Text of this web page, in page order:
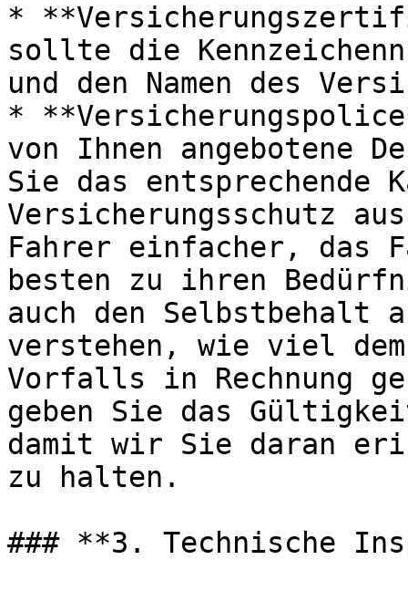
*
sollte die
und den Namen des
*
von Ihnen angebotene
Sie das entsprechende
Versicherungsschutz
Fahrer einfacher, das
besten zu ihren
auch den Selbstbehalt
verstehen, wie viel
Vorfalls in Rechnung
geben Sie das
damit wir Sie daran
zu halten.
### **3. Technische